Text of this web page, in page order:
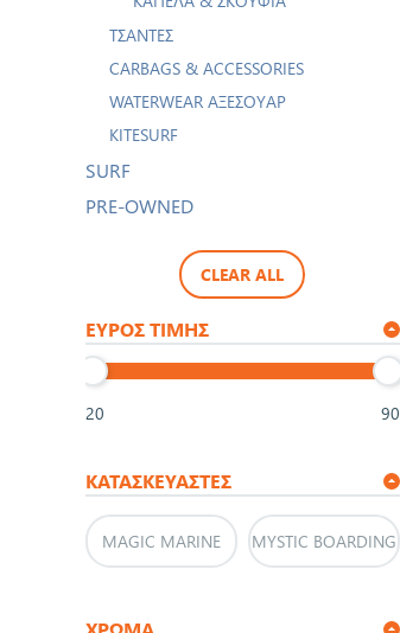
ΤΣΆΝΤΕΣ
CARBAGS & ACCESSORIES
WATERWEAR ΑΞΕΣΟΥΆΡ
KITESURF
SURF
PRE-OWNED
CLEAR ALL
ΕΎΡΟΣ ΤΙΜΉΣ
20 90
ΚΑΤΑΣΚΕΥΑΣΤΈΣ
MAGIC MARINE MYSTIC BOARDING